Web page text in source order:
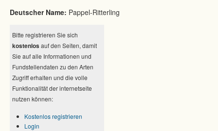
Deutscher Name: Pappel-Ritterling
Bitte registrieren Sie sich
kostenlos auf den Seiten, damit
Sie auf alle Informationen und
Fundstellendaten zu den Arten
Zugriff erhalten und die volle
Funktionalität der internetseite
nutzen können:
Kostenlos registrieren
Login